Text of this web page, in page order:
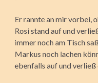
Er rannte an mir vorbei,
Rosi stand auf und
immer noch am Tisch
Markus noch lachen
ebenfalls auf und verließ